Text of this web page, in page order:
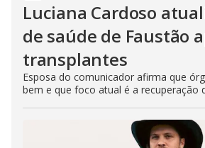
Luciana Cardoso
de saúde de Faustão
transplantes
Esposa do comunicador afirma que
bem e que foco atual é a recuperação